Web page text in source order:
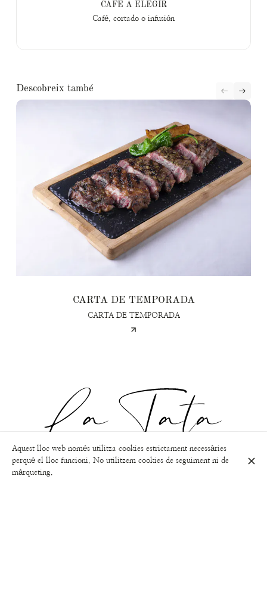
CAFÉ A ELEGIR
Café, cortado o infusión
Descobreix també
CARTA DE TEMPORADA
CARTA DE TEMPORADA
Carrer de Calàbria, 69, L'Eixample, 08015 Barcelona
Aquest lloc web només utilitza cookies estrictament necessàries
perquè el lloc funcioni. No utilitzem cookies de seguiment ni de
màrqueting.